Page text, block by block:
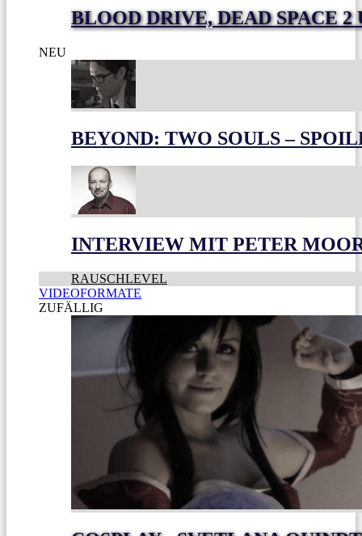
BLOOD DRIVE, DEAD SPACE 2
NEU
BEYOND: TWO SOULS –
INTERVIEW MIT PETER
RAUSCHLEVEL
VIDEOFORMATE
ZUFÄLLIG